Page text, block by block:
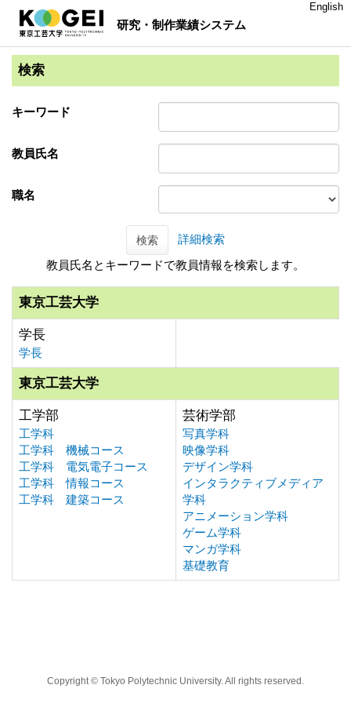
研究・制作業績システム
English
検索
キーワード
教員氏名
職名
検索
詳細検索
教員氏名とキーワードで教員情報を検索します。
東京工芸大学
学長
学長
東京工芸大学
工学部
工学科
工学科 機械コース
工学科 電気電子コース
工学科 情報コース
工学科 建築コース
芸術学部
写真学科
映像学科
デザイン学科
インタラクティブメディア
学科
アニメーション学科
ゲーム学科
マンガ学科
基礎教育
Copyright © Tokyo Polytechnic University. All rights reserved.